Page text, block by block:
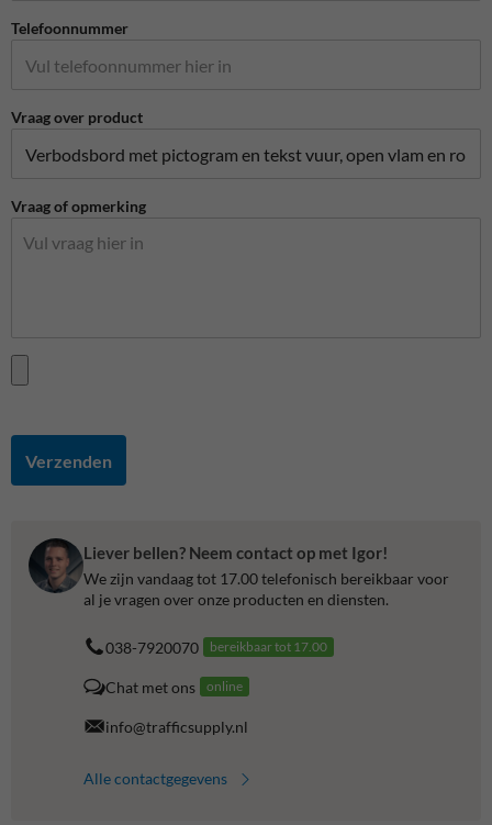
Telefoonnummer
Vraag over product
Vraag of opmerking
Verzenden
Liever bellen? Neem contact op met Igor!
We zijn vandaag tot 17.00 telefonisch bereikbaar voor
al je vragen over onze producten en diensten.
038-7920070 bereikbaar tot 17.00
Chat met ons online
info@trafficsupply.nl
Alle contactgegevens